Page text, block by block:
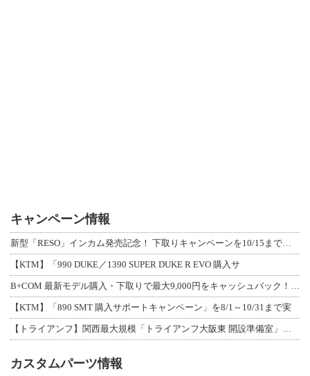
キャンペーン情報
【KTM】「990 DUKE／1390 SUPER DUKE R EVO 購入サ
【KTM】「890 SMT 購入サポートキャンペーン」を8/1～10/31まで実
カスタムパーツ情報